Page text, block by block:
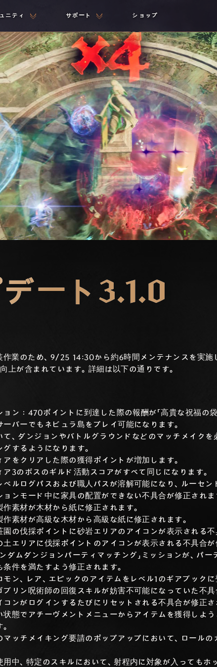
ニティ サポート ショップ
ート3.1.0
作業のため、9/25 14:30から約6時間メンテナンスを実施
上が含まれています。詳細は以下の通りです。
ン：470ポイントに到達した際の報酬が「高貴な祝福の袋
バーでもネビュラ島をプレイ可能になります。
て、ダンジョンやバトルグラウンドなどのマッチメイク
するようになります。
をクリアした際の獲得ポイントが増加します。
3のボスのギルド活動スコアがすべて同じになります。
ルログパスおよび職人パスが溶解可能になり、ルーセン
ョンモード中に家具の配置ができない不具合が修正されま
素材が木材から紙に修正されます。
素材が高級な木材から高級な紙に修正されます。
の伐採ポイントに砂岩エリアのアイコンが表示される不
エリアに伐採ポイントのアイコンが表示される不具合が
ダムダンジョンパーティマッチング」ミッションが、パ
件を満たすよう修正されます。
ン、レア、エピックのアイテムをレベル1のギアブック
リン呪術師の回復スキルが妨害不可能になっていた不具
コンがログインするたびにリセットされる不具合が修正さ
状態でアチーヴメントメニューからアイテムを獲得しよ
マッチメイキング要請のポップアップにおいて、ロール
用中、特定のスキルにおいて、射程内に対象が入っても